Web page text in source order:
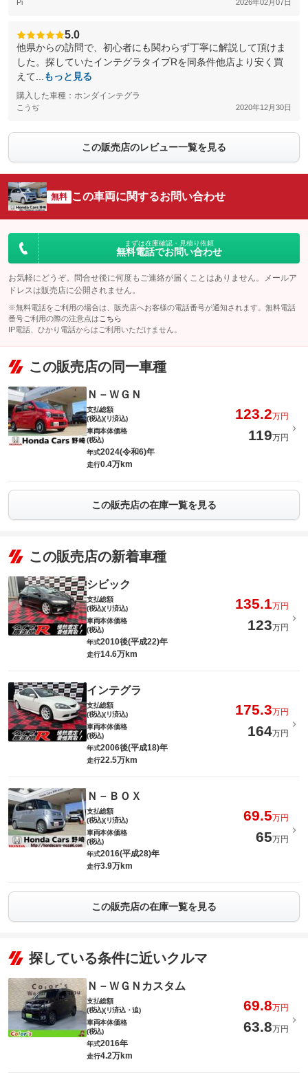
Pi 2026年02月07日
5.0
他県からの訪問で、初心者にも関わらず丁寧に解説して頂けま
した。探していたインテグラタイプRを同条件他店より安く買
えて...
もっと見る
購入した車種：ホンダインテグラ
こうぢ 2020年12月30日
この販売店のレビュー一覧を見る
無料 この車両に関するお問い合わせ
まずは在庫確認・見積り依頼
無料電話でお問い合わせ
お気軽にどうぞ。問合せ後に何度もご連絡が届くことはありません。メールア
ドレスは販売店に公開されません。
※無料電話をご利用の場合は、販売店へお客様の電話番号が通知されます。無料電話
番号ご利用の際の注意点は こちら
IP電話、ひかり電話からはご利用いただけません。
この販売店の同一車種
Ｎ－ＷＧＮ
支払総額
(税込)(リ済込)
123.2万円
車両本体価格
(税込)
119万円
年式2024(令和6)年
走行0.4万km
この販売店の在庫一覧を見る
この販売店の新着車種
シビック
支払総額
(税込)(リ済込)
135.1万円
車両本体価格
(税込)
123万円
年式2010後(平成22)年
走行14.6万km
インテグラ
支払総額
(税込)(リ済込)
175.3万円
車両本体価格
(税込)
164万円
年式2006後(平成18)年
走行22.5万km
Ｎ－ＢＯＸ
支払総額
(税込)(リ済込)
69.5万円
車両本体価格
(税込)
65万円
年式2016(平成28)年
走行3.9万km
この販売店の在庫一覧を見る
探している条件に近いクルマ
Ｎ－ＷＧＮカスタム
支払総額
(税込)(リ済込・追)
69.8万円
車両本体価格
(税込)
63.8万円
年式2016年
走行4.2万km